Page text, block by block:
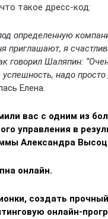
такое дресс-код:
определенную
приглашают, я
говорил Шаляпин:
надо
Елена.
вас с одним из
управления в
Александра
онлайн.
создать
онлайн-